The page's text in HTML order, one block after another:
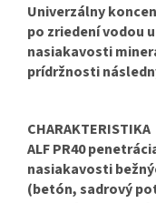
Univerzálny
po zriedení vodou
nasiakavosti
prídržnosti
CHARAKTERISTIKA
ALF PR40
nasiakavosti
(betón, sadrový